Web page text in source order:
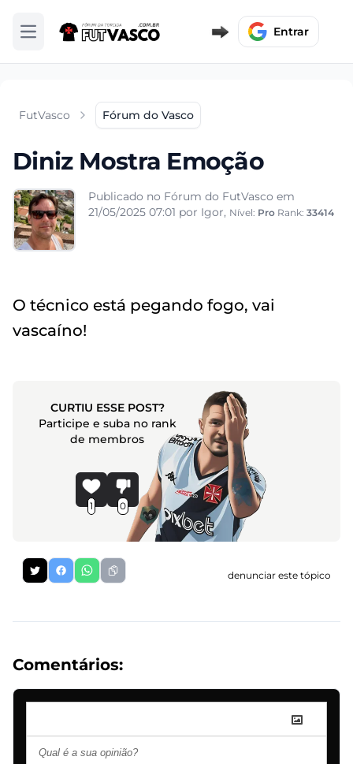
Abrir menu Entrar
FutVasco Fórum do Vasco
Diniz Mostra Emoção
Publicado no Fórum do FutVasco em
21/05/2025 07:01 por Igor, Nível: Pro Rank: 33414
O técnico está pegando fogo, vai
vascaíno!
CURTIU ESSE POST?
Participe e suba no rank
de membros
1 0
denunciar este tópico
Comentários: